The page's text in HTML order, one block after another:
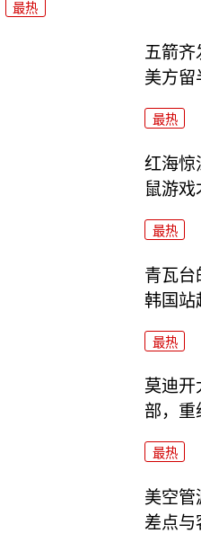
最热
五箭齐
美方留
最热
红海惊
鼠游戏
最热
青瓦台
韩国站
最热
莫迪开
部，重
最热
美空管
差点与